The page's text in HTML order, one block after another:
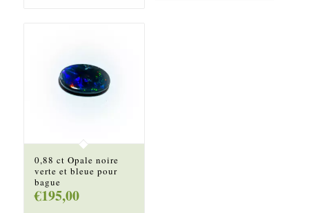
0,88 ct Opale noire
verte et bleue pour
bague
€195,00